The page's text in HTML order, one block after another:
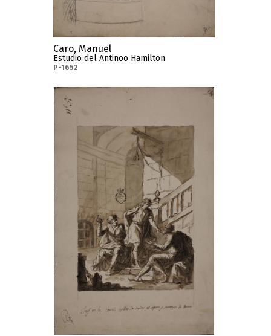
Caro, Manuel
Estudio del Antinoo Hamilton
P-1652